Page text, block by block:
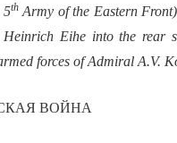
5th Army of the Eastern
Heinrich Eihe into the rear
forces of Admiral A.V.
ВОЙНА